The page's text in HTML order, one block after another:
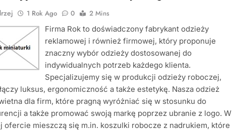
1 Rok Ago 0
2 Mins
Firma Rok to doświadczony fabrykant odzieży
reklamowej i również firmowej, który proponuje
znaczny wybór odzieży dostosowanej do
indywidualnych potrzeb każdego klienta.
Specjalizujemy się w produkcji odzieży roboczej,
luksus, ergonomiczność a także estetykę. Nasza odzież
dla firm, które pragną wyróżniać się w stosunku do
a także promować swoją markę poprzez ubranie z logo. W
ofercie mieszczą się m.in. koszulki robocze z nadrukiem, które